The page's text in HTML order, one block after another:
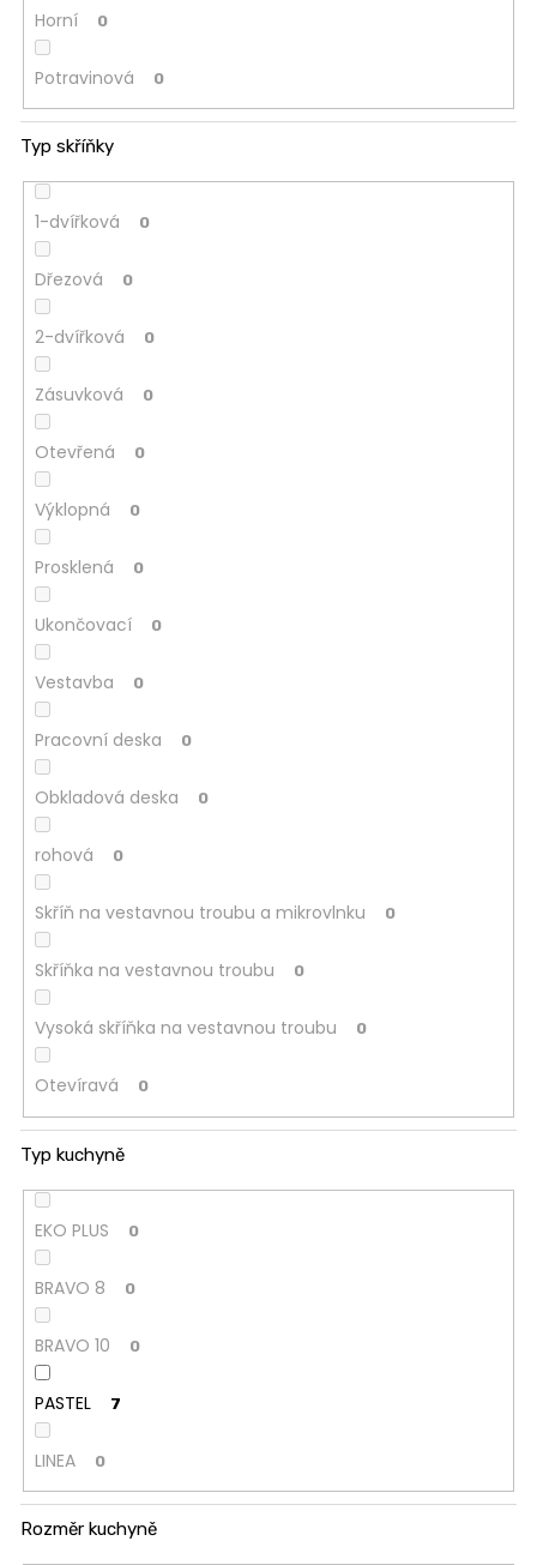
Horní 0
Potravinová 0
Typ skříňky
1-dvířková 0
Dřezová 0
2-dvířková 0
Zásuvková 0
Otevřená 0
Výklopná 0
Prosklená 0
Ukončovací 0
Vestavba 0
Pracovní deska 0
Obkladová deska 0
rohová 0
Skříň na vestavnou troubu a mikrovlnku 0
Skříňka na vestavnou troubu 0
Vysoká skříňka na vestavnou troubu 0
Otevíravá 0
Typ kuchyně
EKO PLUS 0
BRAVO 8 0
BRAVO 10 0
PASTEL 7
LINEA 0
Rozměr kuchyně